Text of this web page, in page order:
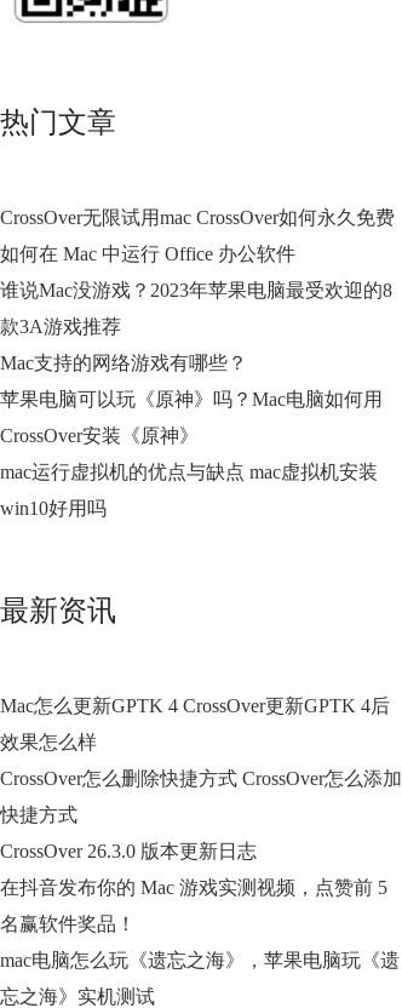
热门文章
CrossOver无限试用mac CrossOver如何永久免费
如何在 Mac 中运行 Office 办公软件
谁说Mac没游戏？2023年苹果电脑最受欢迎的8
款3A游戏推荐
Mac支持的网络游戏有哪些？
苹果电脑可以玩《原神》吗？Mac电脑如何用
CrossOver安装《原神》
mac运行虚拟机的优点与缺点 mac虚拟机安装
win10好用吗
最新资讯
Mac怎么更新GPTK 4 CrossOver更新GPTK 4后
效果怎么样
CrossOver怎么删除快捷方式 CrossOver怎么添加
快捷方式
CrossOver 26.3.0 版本更新日志
在抖音发布你的 Mac 游戏实测视频，点赞前 5
名赢软件奖品！
mac电脑怎么玩《遗忘之海》，苹果电脑玩《遗
忘之海》实机测试